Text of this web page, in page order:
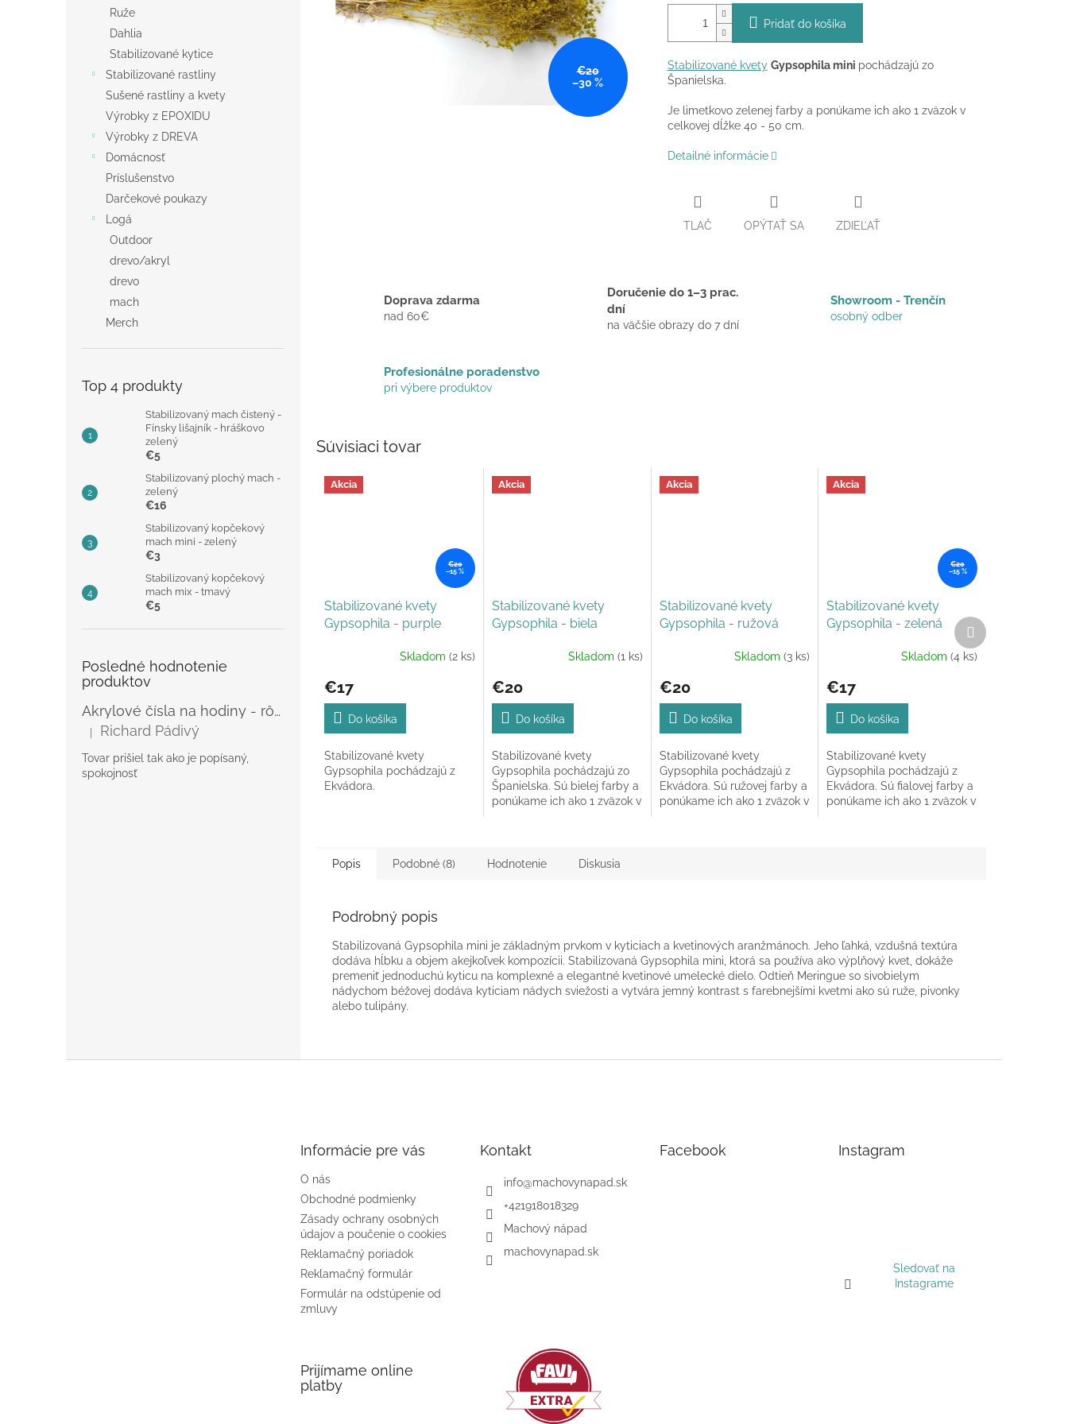
Ruže
Dahlia
Stabilizované kytice
Stabilizované rastliny
Sušené rastliny a kvety
Výrobky z EPOXIDU
Výrobky z DREVA
Domácnosť
Príslušenstvo
Darčekové poukazy
Logá
Outdoor
drevo/akryl
drevo
mach
Merch
Top 4 produkty
Stabilizovaný mach čistený -
Fínsky lišajník - hráškovo
zelený
€5
Stabilizovaný plochý mach -
zelený
€16
Stabilizovaný kopčekový
mach mini - zelený
€3
Stabilizovaný kopčekový
mach mix - tmavý
€5
Posledné hodnotenie
produktov
Akrylové čísla na hodiny - rôzne
Hodnotenie produktu je 5 z 5 hviezdičiek.
| Richard Pádivý
Tovar prišiel tak ako je popísaný,
spokojnosť
€20
–30 %
Pridať do košíka
Stabilizované kvety Gypsophila mini pochádzajú zo
Španielska.
Je limetkovo zelenej farby a ponúkame ich ako 1 zväzok v
celkovej dĺžke 40 - 50 cm.
Detailné informácie
TLAČ OPÝTAŤ SA ZDIEĽAŤ
Doprava zdarma
nad 60€
Doručenie do 1–3 prac.
dní
na väčšie obrazy do 7 dní
Showroom - Trenčín
osobný odber
Profesionálne poradenstvo
pri výbere produktov
Súvisiaci tovar
Akcia
€20
–15 %
Stabilizované kvety
Gypsophila - purple
produktu
je
z
5
hviezdičiek.
Skladom (2 ks)
€17
Do košíka
Stabilizované kvety
Gypsophila pochádzajú z
Ekvádora.
Akcia
Stabilizované kvety
Gypsophila - biela
Skladom (1 ks)
€20
Do košíka
Stabilizované kvety
Gypsophila pochádzajú zo
Španielska. Sú bielej farby a
ponúkame ich ako 1 zväzok v
Akcia
Stabilizované kvety
Gypsophila - ružová
produktu
je
z
5
hviezdičiek.
Skladom(3 ks)
€20
Do košíka
Stabilizované kvety
Gypsophila pochádzajú z
Ekvádora. Sú ružovej farby a
ponúkame ich ako 1 zväzok v
Akcia
€20
–15 %
Stabilizované kvety
Gypsophila - zelená
produktu
je
z
5
hviezdičiek.
Skladom(4 ks)
€17
Do košíka
Stabilizované kvety
Gypsophila pochádzajú z
Ekvádora. Sú fialovej farby a
ponúkame ich ako 1 zväzok v
Ďalší
produkt
Popis Podobné (8) Hodnotenie Diskusia
Podrobný popis
Stabilizovaná Gypsophila mini je základným prvkom v kyticiach a kvetinových aranžmánoch. Jeho ľahká, vzdušná textúra
dodáva hĺbku a objem akejkoľvek kompozícii. Stabilizovaná Gypsophila mini, ktorá sa používa ako výplňový kvet, dokáže
premeniť jednoduchú kyticu na komplexné a elegantné kvetinové umelecké dielo. Odtieň Meringue so sivobielym
nádychom béžovej dodáva kyticiam nádych sviežosti a vytvára jemný kontrast s farebnejšími kvetmi ako sú ruže, pivonky
alebo tulipány.
Informácie pre vás
O nás
Obchodné podmienky
Zásady ochrany osobných
údajov a poučenie o cookies
Reklamačný poriadok
Reklamačný formulár
Formulár na odstúpenie od
zmluvy
Kontakt
info@machovynapad.sk
+421918018329
Machový nápad
machovynapad.sk
Facebook Instagram
Sledovať na
Instagrame
Prijímame online
platby